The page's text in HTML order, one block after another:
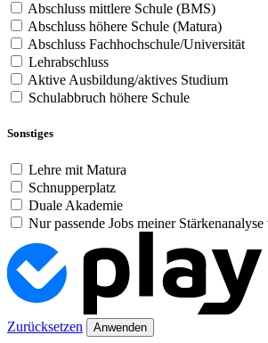
Abschluss mittlere Schule (BMS)
Abschluss höhere Schule (Matura)
Abschluss Fachhochschule/Universität
Lehrabschluss
Aktive Ausbildung/aktives Studium
Schulabbruch höhere Schule
Sonstiges
Lehre mit Matura
Schnupperplatz
Duale Akademie
Nur passende Jobs meiner Stärkenanalyse
Zurücksetzen Anwenden